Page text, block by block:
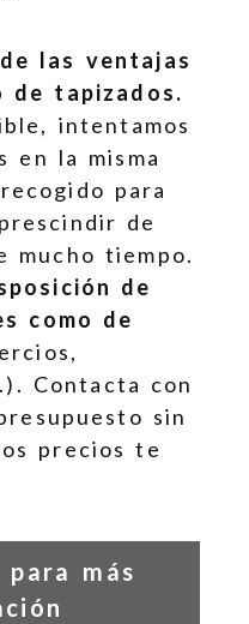
las ventajas
de tapizados.
intentamos
en la misma
para
de
mucho tiempo.
de
como de
Contacta con
sin
precios te
más